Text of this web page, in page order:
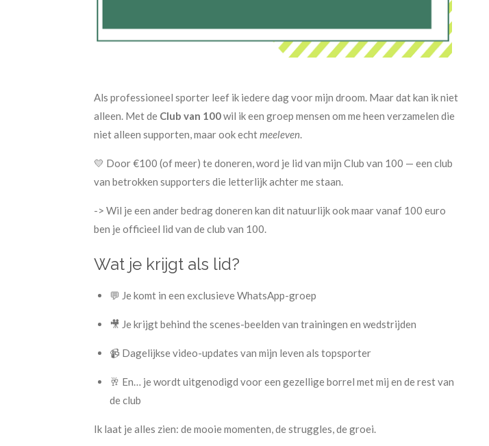
Als professioneel sporter leef ik iedere dag voor mijn droom. Maar dat kan ik niet
alleen. Met de Club van 100wil ik een groep mensen om me heen verzamelen die
niet alleen supporten, maar ook echtmeeleven
💛 Door €100 (of meer) te doneren, word je lid van mijn Club van 100 — een club
van betrokken supporters die letterlijk achter me staan.
-> Wil je een ander bedrag doneren kan dit natuurlijk ook maar vanaf 100 euro
ben je officieel lid van de club van 100.
Wat je krijgt als lid?
💬 Je komt in een exclusieve WhatsApp-groep
🎥 Je krijgt behind the scenes-beelden van trainingen en wedstrijden
📹 Dagelijkse video-updates van mijn leven als topsporter
🥂 En… je wordt uitgenodigd voor een gezellige borrel met mij en de rest van
de club
Ik laat je alles zien: de mooie momenten, de struggles, de groei.